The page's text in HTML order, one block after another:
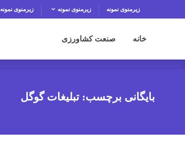
زیرمنوی نمونه زیرمنوی نمونه زیرمنوی نمونه
خانه صنعت کشاورزی
صنعت کشاورزی
بایگانی برچسب: تبلیغات گوگل